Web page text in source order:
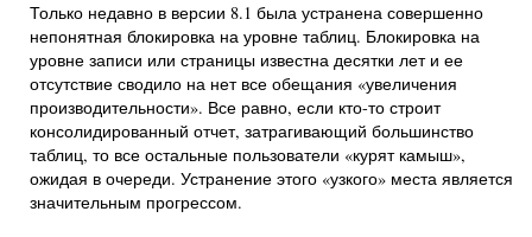
Только недавно в версии 8.1 была устранена совершенно
непонятная блокировка на уровне таблиц. Блокировка на
уровне записи или страницы известна десятки лет и ее
отсутствие сводило на нет все обещания «увеличения
производительности». Все равно, если кто-то строит
консолидированный отчет, затрагивающий большинство
таблиц, то все остальные пользователи «курят камыш»,
ожидая в очереди. Устранение этого «узкого» места является
значительным прогрессом.